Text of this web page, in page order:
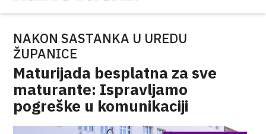
NAKON SASTANKA U UREDU
ŽUPANICE
Maturijada besplatna za sve
maturante: Ispravljamo
pogreške u komunikaciji